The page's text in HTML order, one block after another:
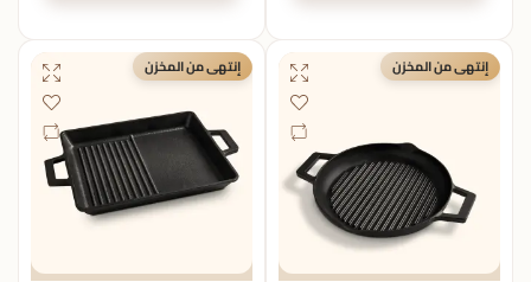
إنتهى من المخزن إنتهى من المخزن